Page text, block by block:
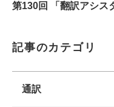
第130回 「翻訳アシス
記事のカテゴリ
通訳